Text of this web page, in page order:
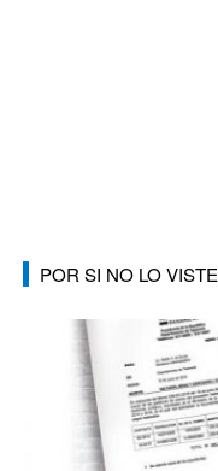
POR SI NO LO VISTE